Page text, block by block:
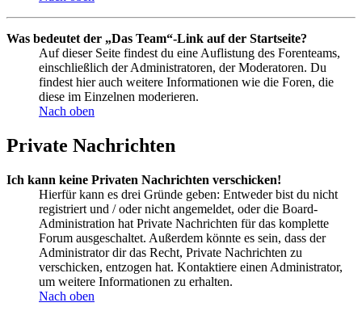
Was bedeutet der „Das Team“-Link auf der Startseite?
Auf dieser Seite findest du eine Auflistung des Forenteams,
einschließlich der Administratoren, der Moderatoren. Du
findest hier auch weitere Informationen wie die Foren, die
diese im Einzelnen moderieren.
Nach oben
Private Nachrichten
Ich kann keine Privaten Nachrichten verschicken!
Hierfür kann es drei Gründe geben: Entweder bist du nicht
registriert und / oder nicht angemeldet, oder die Board-
Administration hat Private Nachrichten für das komplette
Forum ausgeschaltet. Außerdem könnte es sein, dass der
Administrator dir das Recht, Private Nachrichten zu
verschicken, entzogen hat. Kontaktiere einen Administrator,
um weitere Informationen zu erhalten.
Nach oben